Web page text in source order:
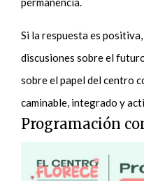
Si la respuesta es
discusiones sobre el
sobre el papel del centro
caminable, integrado y
Programación